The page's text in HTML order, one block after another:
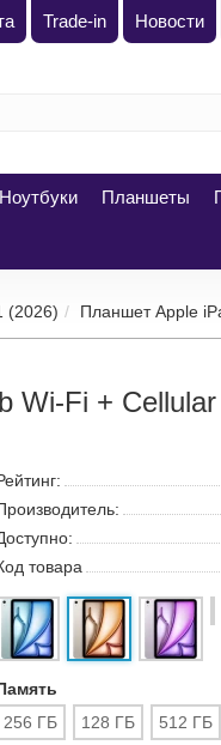
Trade-in Новости
Ноутбуки Планшеты
(2026) Планшет Apple
Wi-Fi +
товара
256 ГБ
128 ГБ 512 ГБ